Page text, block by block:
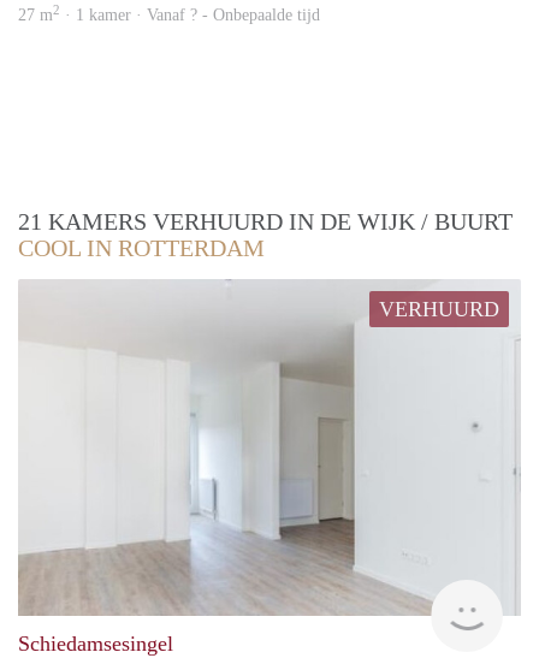
27 m2 · 1 kamer · Vanaf ? - Onbepaalde tijd
21 KAMERS VERHUURD IN DE WIJK / BUURT
COOL IN ROTTERDAM
VERHUURD
Schiedamsesingel